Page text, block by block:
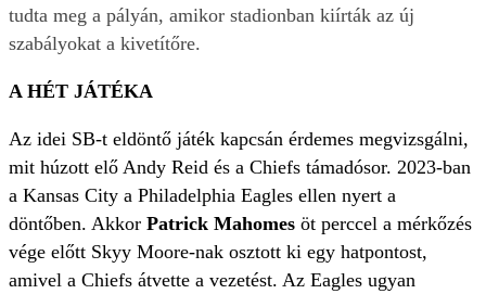
tudta meg a pályán, amikor stadionban kiírták az új
szabályokat a kivetítőre.
A HÉT JÁTÉKA
Az idei SB-t eldöntő játék kapcsán érdemes megvizsgálni,
mit húzott elő Andy Reid és a Chiefs támadósor. 2023-ban
a Kansas City a Philadelphia Eagles ellen nyert a
döntőben. Akkor Patrick Mahomes öt perccel a mérkőzés
vége előtt Skyy Moore-nak osztott ki egy hatpontost,
amivel a Chiefs átvette a vezetést. Az Eagles ugyan